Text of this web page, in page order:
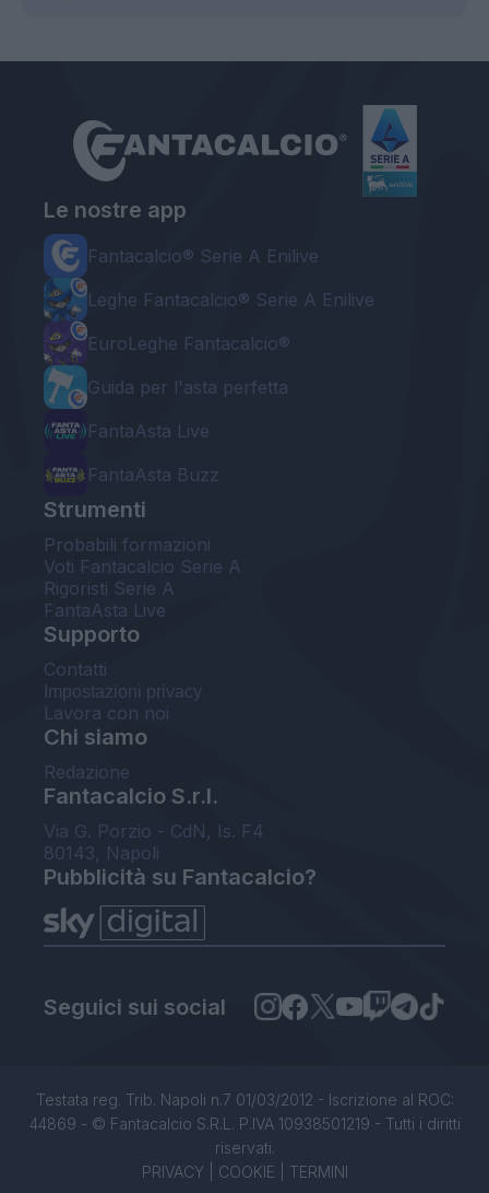
Le nostre app
Fantacalcio® Serie A Enilive
Leghe Fantacalcio® Serie A Enilive
EuroLeghe Fantacalcio®
Guida per l'asta perfetta
FantaAsta Live
FantaAsta Buzz
Strumenti
Probabili formazioni
Voti Fantacalcio Serie A
Rigoristi Serie A
FantaAsta Live
Supporto
Contatti
Impostazioni privacy
Lavora con noi
Chi siamo
Redazione
Fantacalcio S.r.l.
Via G. Porzio - CdN, Is. F4
80143, Napoli
Pubblicità su Fantacalcio?
Seguici sui social
Testata reg. Trib. Napoli n.7 01/03/2012 - Iscrizione al ROC:
44869 - © Fantacalcio S.R.L. P.IVA 10938501219 - Tutti i diritti
riservati.
PRIVACY| COOKIE TERMINI